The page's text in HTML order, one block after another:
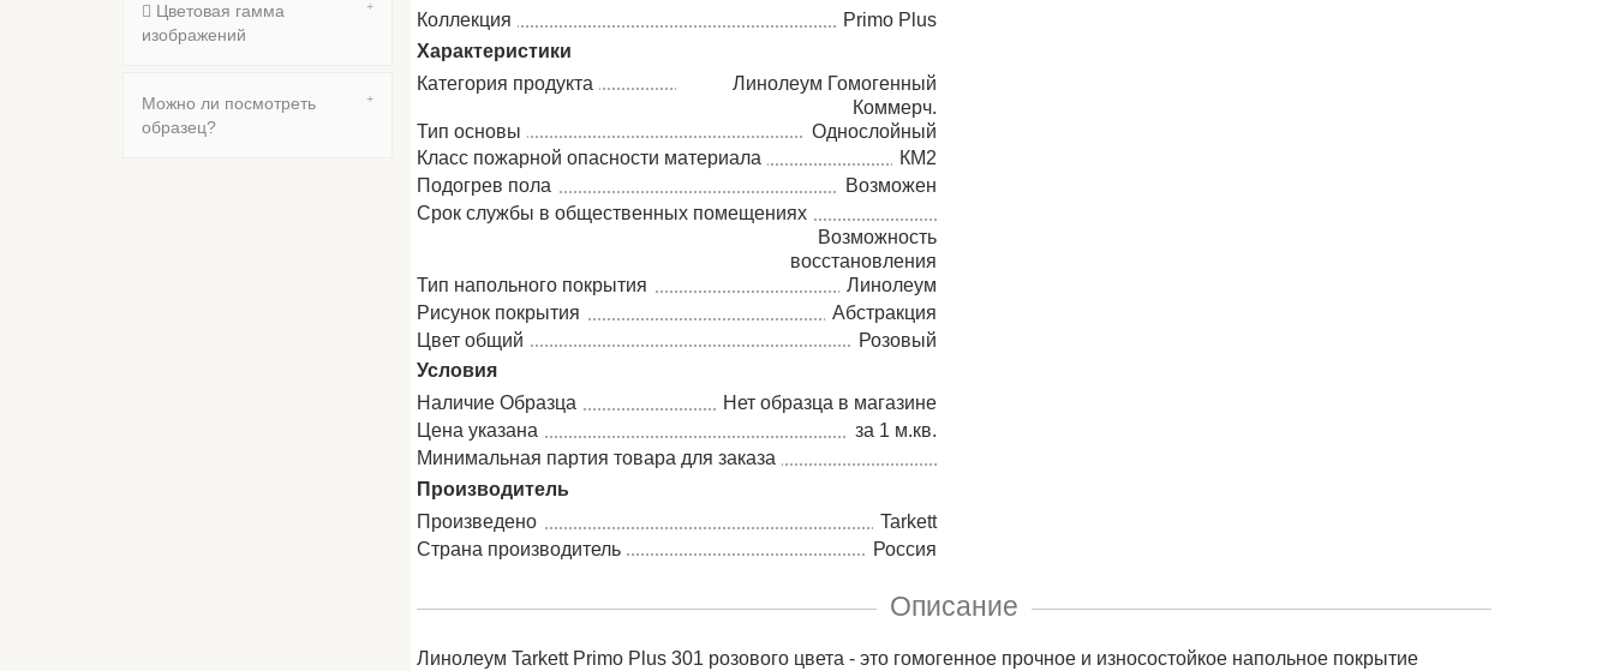
Цветовая гамма
изображений
Можно ли посмотреть
образец?
Коллекция
Primo Plus
Характеристики
Категория продукта
Линолеум Гомогенный
Коммерч.
Тип основы
Однослойный
Класс пожарной опасности материала
КМ2
Подогрев пола
Возможен
Срок службы в общественных помещениях
Возможность
восстановления
Тип напольного покрытия
Линолеум
Рисунок покрытия
Абстракция
Цвет общий
Розовый
Условия
Наличие Образца
Нет образца в магазине
Цена указана
за 1 м.кв.
Минимальная партия товара для заказа
Производитель
Произведено
Tarkett
Страна производитель
Россия
Описание
Линолеум Tarkett Primo Plus 301 розового цвета - это гомогенное прочное и износостойкое напольное покрытие